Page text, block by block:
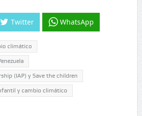
Twitter WhatsApp
climático
(IAP) y Save the children
y cambio climático